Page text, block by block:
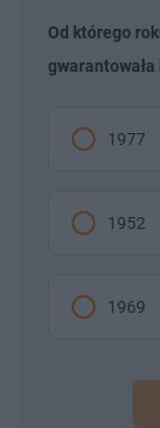
Od którego
1977
1952
1969